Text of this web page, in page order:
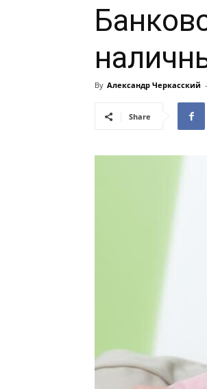
By Александр Черкасский -
Share